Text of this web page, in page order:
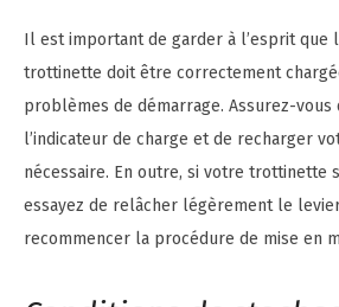
Il est important de garder à l’esprit que
trottinette doit être correctement
problèmes de démarrage. Assurez-
l’indicateur de charge et de recharger
nécessaire. En outre, si votre trottinette
essayez de relâcher légèrement le
recommencer la procédure de mise en